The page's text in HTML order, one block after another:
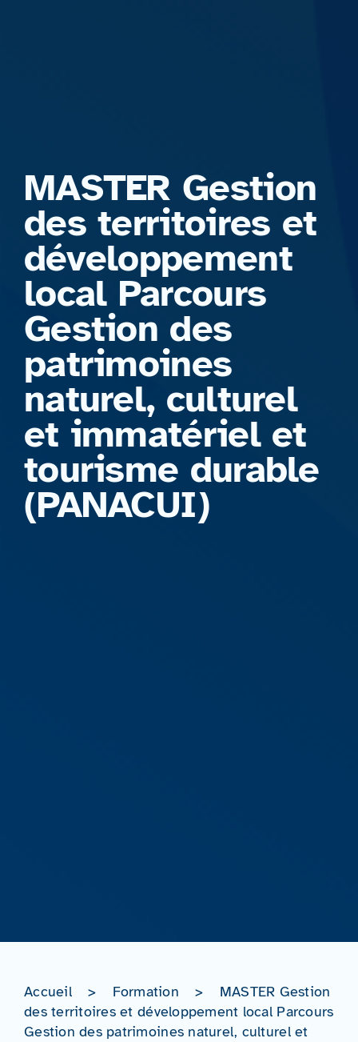
MASTER Gestion
des territoires et
développement
local Parcours
Gestion des
patrimoines
naturel, culturel
et immatériel et
tourisme durable
(PANACUI)
Accueil > Formation >
MASTER Gestion
des territoires et développement local Parcours
Gestion des patrimoines naturel, culturel et